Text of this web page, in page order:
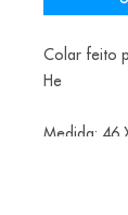
Colar feito
He
Medida: 46